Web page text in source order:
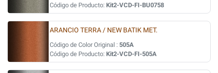
Código de Producto: Kit2-VCD-FI-BU0758
ARANCIO TERRA / NEW BATIK MET.
Código de Color Original : 505A
Código de Producto: Kit2-VCD-FI-505A